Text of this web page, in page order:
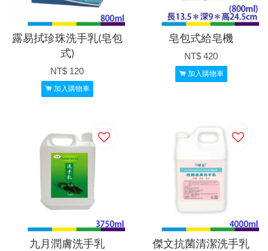
露易拭珍珠洗手乳(皂包
式)
NT$ 120
加入購物車
皂包式給皂機
NT$ 420
加入購物車
九月潤膚洗手乳 傑文抗菌清潔洗手乳